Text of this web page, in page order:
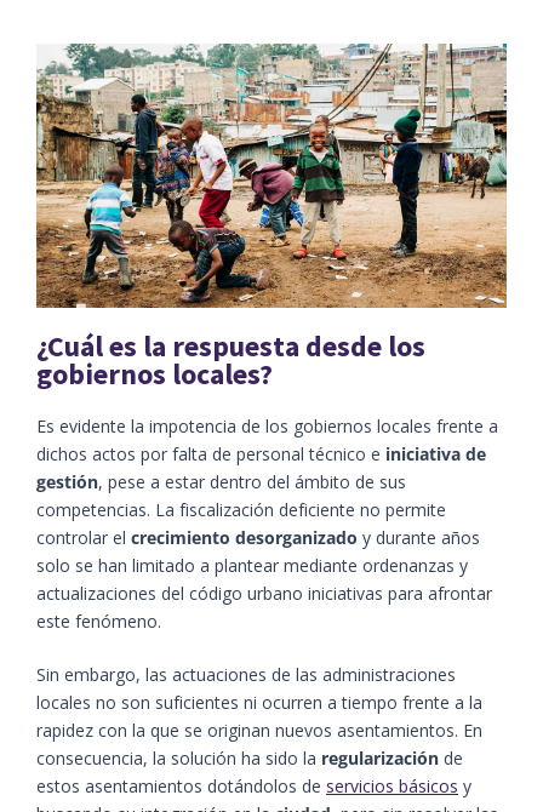
¿Cuál es la respuesta desde los
gobiernos locales?
Es evidente la impotencia de los gobiernos locales frente a
dichos actos por falta de personal técnico e iniciativa de
gestión, pese a estar dentro del ámbito de sus
competencias. La fiscalización deficiente no permite
controlar el crecimiento desorganizado y durante años
solo se han limitado a plantear mediante ordenanzas y
actualizaciones del código urbano iniciativas para afrontar
este fenómeno.
Sin embargo, las actuaciones de las administraciones
locales no son suficientes ni ocurren a tiempo frente a la
rapidez con la que se originan nuevos asentamientos. En
consecuencia, la solución ha sido la regularización de
estos asentamientos dotándolos de servicios básicos y